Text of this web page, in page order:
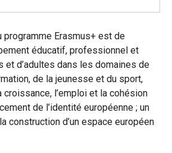
programme Erasmus+ est de
éducatif, professionnel et
et d’adultes dans les domaines de
de la jeunesse et du sport,
croissance, l’emploi et la cohésion
de l’identité européenne ; un
construction d’un espace européen